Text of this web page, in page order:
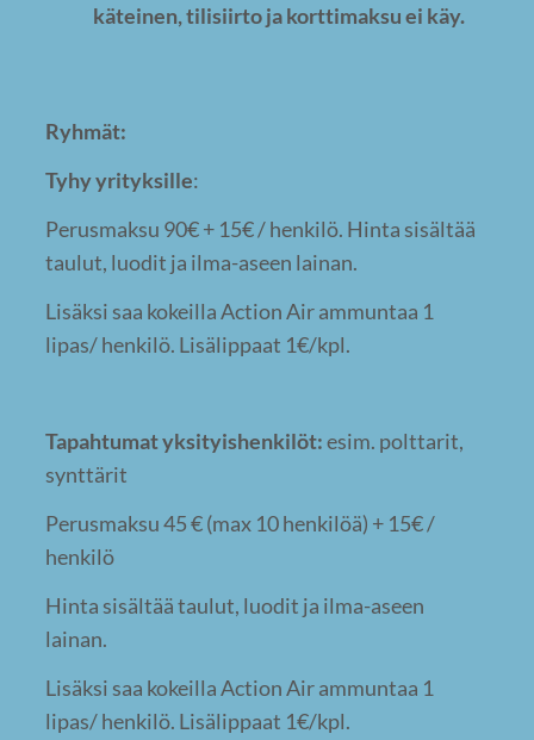
käteinen, tilisiirto ja korttimaksu ei käy.
Ryhmät:
Tyhy yrityksille:
Perusmaksu 90€ + 15€ / henkilö. Hinta sisältää
taulut, luodit ja ilma-aseen lainan.
Lisäksi saa kokeilla Action Air ammuntaa 1
lipas/ henkilö. Lisälippaat 1€/kpl.
Tapahtumat yksityishenkilöt:esim. polttarit,
synttärit
Perusmaksu 45 € (max 10 henkilöä) + 15€ /
henkilö
Hinta sisältää taulut, luodit ja ilma-aseen
lainan.
Lisäksi saa kokeilla Action Air ammuntaa 1
lipas/ henkilö. Lisälippaat 1€/kpl.